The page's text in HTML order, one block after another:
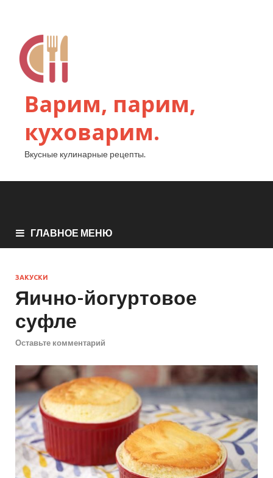
Варим, парим,
куховарим.
Вкусные кулинарные рецепты.
ГЛАВНОЕ МЕНЮ
ЗАКУСКИ
Яично-йогуртовое
суфле
Оставьте комментарий